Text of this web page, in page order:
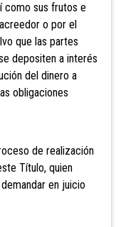
como sus frutos e
o por el
que las partes
depositen a interés
del dinero a
obligaciones
de realización
Título, quien
en juicio